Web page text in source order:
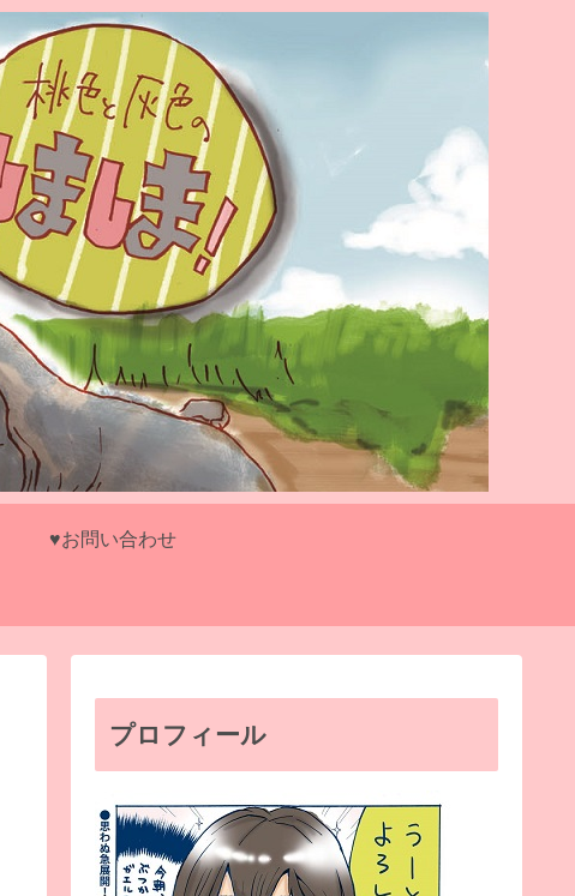
♥お問い合わせ
プロフィール